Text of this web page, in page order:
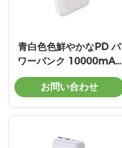
青白色色鮮やかなPD パ
ワーバンク 10000mAh
20W 22.5W 充電ポータ
ブルバッテリーパック
お問い合わせ